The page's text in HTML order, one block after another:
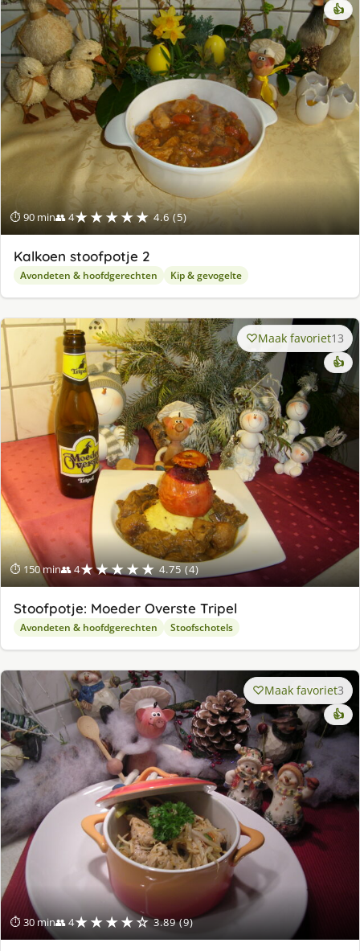
⏱ 90 min👥 4★★★★★ 4.6 (5)
👍
Kalkoen stoofpotje 2
Avondeten & hoofdgerechten Kip & gevogelte
⏱ 150 min👥 4★★★★★ 4.75 (4)
Maak favoriet13
👍
Stoofpotje: Moeder Overste Tripel
Avondeten & hoofdgerechten Stoofschotels
⏱ 30 min👥 4★★★★☆ 3.89 (9)
Maak favoriet3
👍